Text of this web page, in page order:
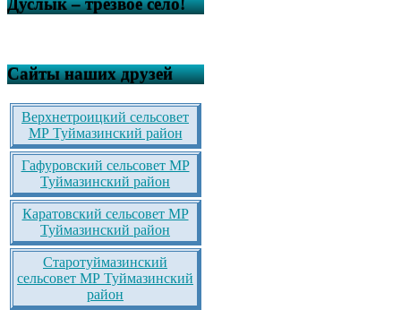
Дуслык – трезвое село!
Сайты наших друзей
Верхнетроицкий сельсовет
МР Туймазинский район
Гафуровский сельсовет МР
Туймазинский район
Каратовский сельсовет МР
Туймазинский район
Старотуймазинский
сельсовет МР Туймазинский
район